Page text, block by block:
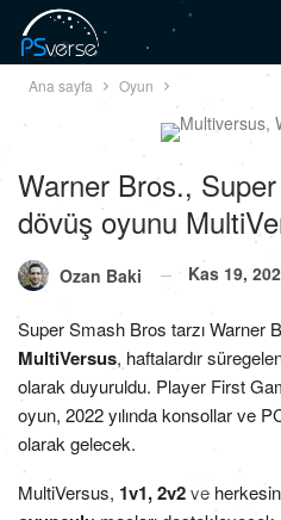
Ana sayfa Oyun
Warner Bros.,
dövüş oyunu
Ozan Baki Kas 19,
Super Smash Bros tarzı Warner
MultiVersus, haftalardır
olarak duyuruldu. Player First
oyun, 2022 yılında konsollar ve
olarak gelecek.
MultiVersus, 1v1, 2v2ve